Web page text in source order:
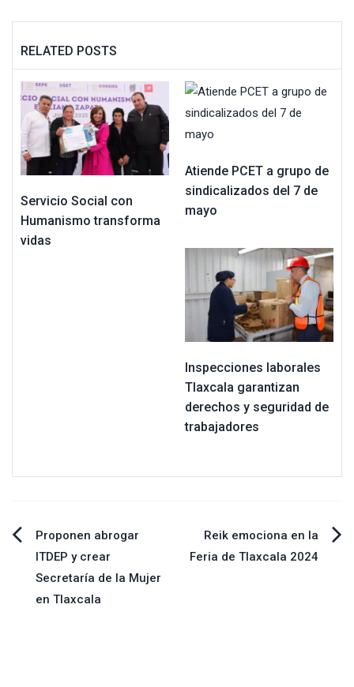
RELATED POSTS
Servicio Social con
Humanismo transforma
vidas
Atiende PCET a grupo de
sindicalizados del 7 de
mayo
Inspecciones laborales
Tlaxcala garantizan
derechos y seguridad de
trabajadores
Navegación
de
Proponen abrogar
ITDEP y crear
Secretaría de la Mujer
en Tlaxcala
Reik emociona en la
Feria de Tlaxcala 2024